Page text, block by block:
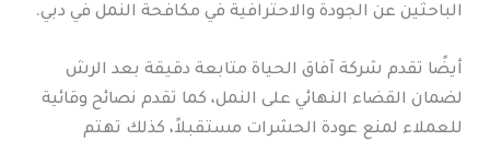
الباحثين عن الجودة والاحترافية في مكافحة النمل في دبي.
أيضًا تقدم شركة آفاق الحياة متابعة دقيقة بعد الرش
لضمان القضاء النهائي على النمل، كما تقدم نصائح وقائية
للعملاء لمنع عودة الحشرات مستقبلاً، كذلك تهتم